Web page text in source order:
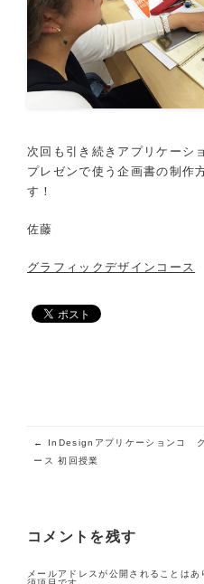
次回も引き続きアプリケーシ
プレゼンで使う企画書の制作
す！
佐藤
グラフィックデザインコース
投稿ナビゲーション
←
InDesignアプリケーションコ
ース 初回授業
コメントを残す
メールアドレスが公開されることはあ